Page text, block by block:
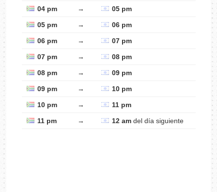
04 pm → 05 pm
05 pm → 06 pm
06 pm → 07 pm
07 pm → 08 pm
08 pm → 09 pm
09 pm → 10 pm
10 pm → 11 pm
11 pm → 12 amdel día siguiente